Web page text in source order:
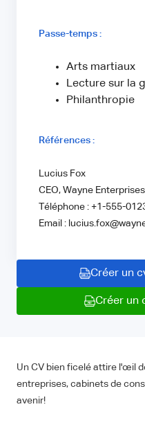
Passe-temps :
Arts martiaux
Lecture sur la
Philanthropie
Références :
Lucius Fox
CEO, Wayne Enterprises
Téléphone : +1-555-
Email :
Créer un
Créer un
Un CV bien ficelé attire l'œil
entreprises, cabinets de
avenir!